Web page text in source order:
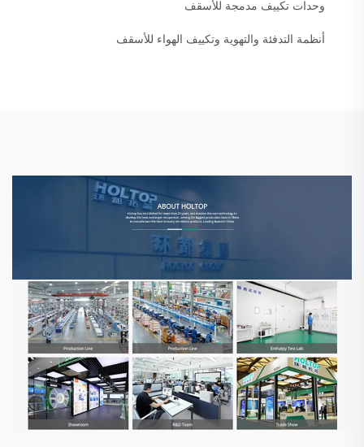
وحدات تكييف مدمجة للأسقف
أنظمة التدفئة والتهوية وتكييف الهواء للأسقف